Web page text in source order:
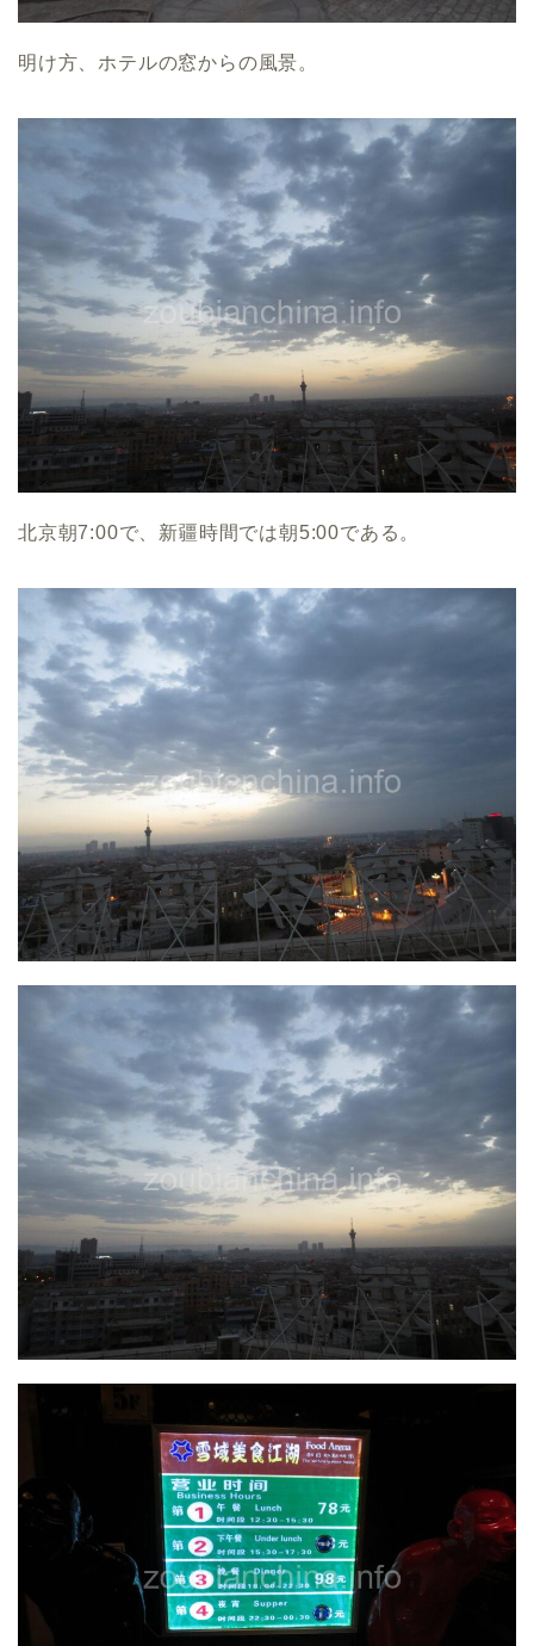
明け方、ホテルの窓からの風景。
北京朝7:00で、新疆時間では朝5:00である。